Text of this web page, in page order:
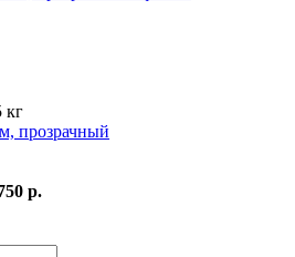
кг
прозрачный
р.